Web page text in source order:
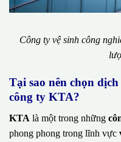
Công ty vệ sinh công
Tại sao nên chọn
công ty KTA?
KTA là một trong những
phong phong trong lĩnh vực